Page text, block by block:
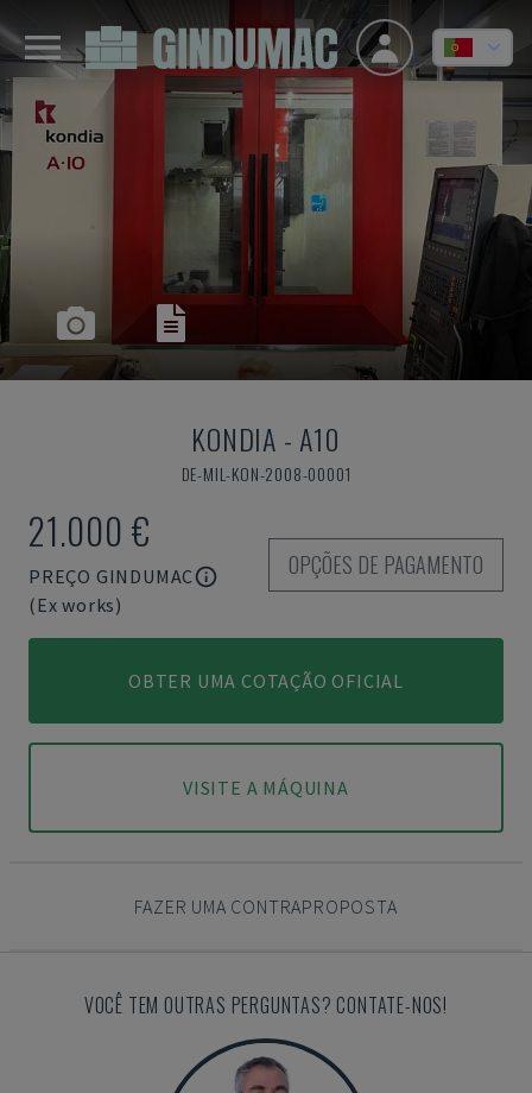
KONDIA - A10
DE-MIL-KON-2008-00001
21.000 €
PREÇO GINDUMAC
(Ex works)
OPÇÕES DE PAGAMENTO
OBTER UMA COTAÇÃO OFICIAL
VISITE A MÁQUINA
FAZER UMA CONTRAPROPOSTA
VOCÊ TEM OUTRAS PERGUNTAS? CONTATE-NOS!